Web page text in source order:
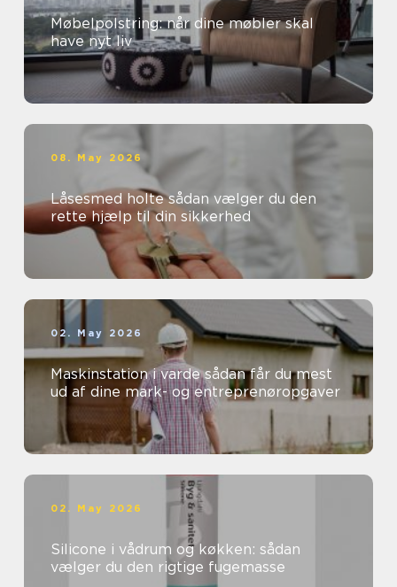
Møbelpolstring: når dine møbler skal
have nyt liv
08. May 2026
Låsesmed holte sådan vælger du den
rette hjælp til din sikkerhed
02. May 2026
Maskinstation i varde sådan får du mest
ud af dine mark- og entreprenøropgaver
02. May 2026
Silicone i vådrum og køkken: sådan
vælger du den rigtige fugemasse